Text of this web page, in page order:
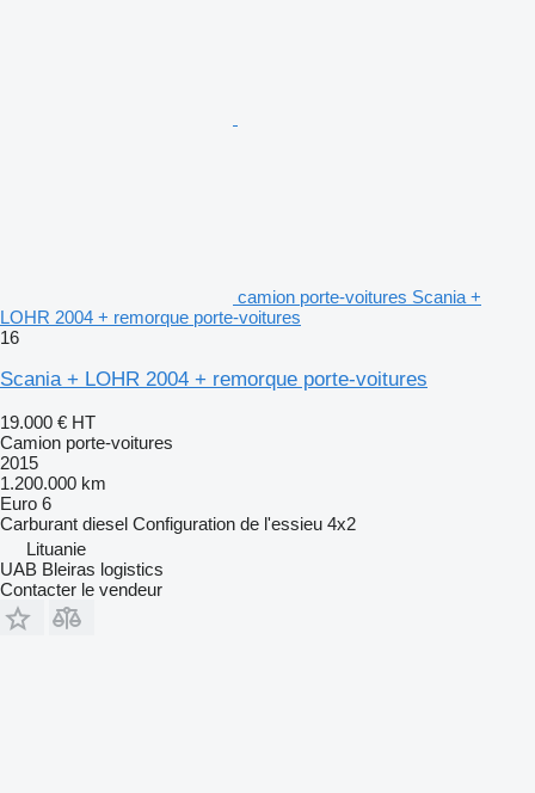
camion porte-voitures Scania +
LOHR 2004 + remorque porte-voitures
16
Scania + LOHR 2004 + remorque porte-voitures
19.000 € HT
Camion porte-voitures
2015
1.200.000 km
Euro 6
Carburant diesel Configuration de l'essieu 4x2
Lituanie
UAB Bleiras logistics
Contacter le vendeur